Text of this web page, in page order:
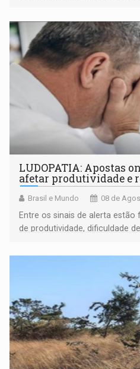
LUDOPATIA: Apostas
afetar produtividade e
Brasil e Mundo 08 de
Entre os sinais de alerta
de produtividade, dificuldade